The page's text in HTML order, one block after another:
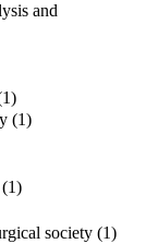
and
(1)
(1)
society (1)